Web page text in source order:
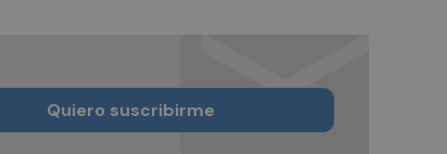
Quiero suscribirme